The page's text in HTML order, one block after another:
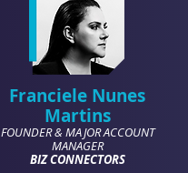
Franciele Nunes
Martins
FOUNDER & MAJOR ACCOUNT
MANAGER
BIZ CONNECTORS